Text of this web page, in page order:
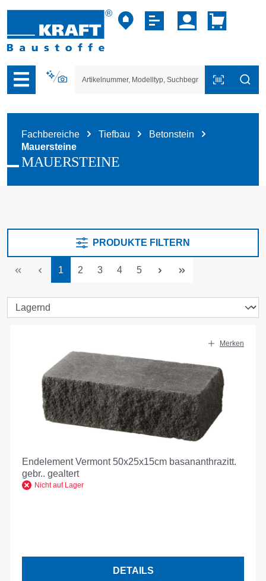
der B2B-Plattform springen
Fachbereiche Tiefbau
Betonstein
Mauersteine
MAUERSTEINE
PRODUKTE FILTERN
Seite
1 Seite
2 Seite
3 Seite
4 Seite
5
Merken
Endelement Vermont 50x25x15cm basananthrazitt.
gebr.. gealtert
Nicht auf Lager
DETAILS